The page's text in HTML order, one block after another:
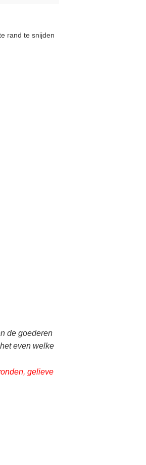
rand te snijden
de goederen
even welke
gelieve